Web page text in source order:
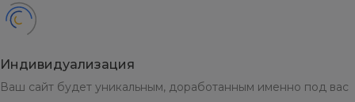
Индивидуализация
Ваш сайт будет уникальным, доработанным именно под вас